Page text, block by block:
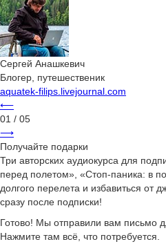
Сергей Анашкевич
Блогер, путешественик
aquatek-filips.livejournal.com
⟵
01 / 05
⟶
Получайте подарки
Три авторских аудиокурса для
перед полетом», «Стоп-паника: в
долгого перелета и избавиться от
сразу после подписки!
Готово! Мы отправили вам письмо
Нажмите там всё, что потребуется.